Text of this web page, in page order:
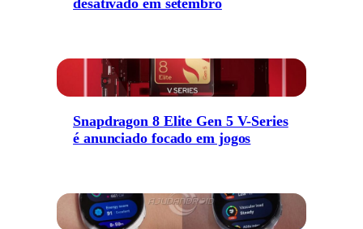
desativado em setembro
Snapdragon 8 Elite Gen 5 V-Series
é anunciado focado em jogos